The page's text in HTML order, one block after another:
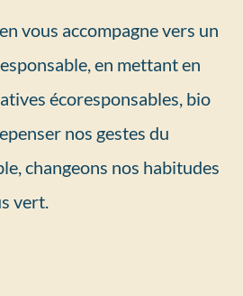
vous accompagne vers un
en mettant en
écoresponsables, bio
nos gestes du
changeons nos habitudes
vert.